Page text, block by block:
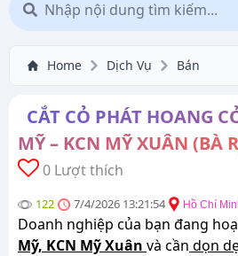
Home Dịch Vụ Bán
CẮT CỎ PHÁT HOANG
MỸ – KCN MỸ XUÂN (BÀ
0 Lượt thích
122 7/4/2026 13:21:54 Hồ Chí
Doanh nghiệp của bạn đang
Mỹ, KCN Mỹ Xuân và cần dọn